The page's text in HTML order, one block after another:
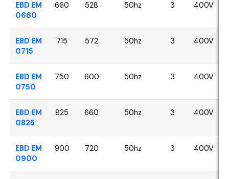
EBD EM
0660
660 528 50hz 3 400V
EBD EM
0715
715 572 50hz 3 400V
EBD EM
0750
750 600 50hz 3 400V
EBD EM
0825
825 660 50hz 3 400V
EBD EM
0900
900 720 50hz 3 400V